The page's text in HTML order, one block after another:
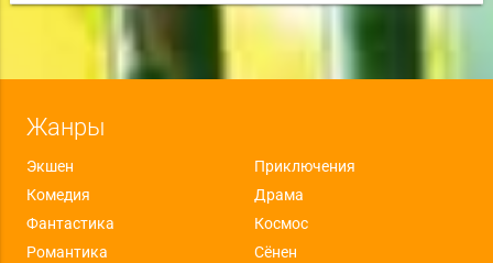
Жанры
Экшен
Приключения
Комедия
Драма
Фантастика
Космос
Романтика
Сёнен